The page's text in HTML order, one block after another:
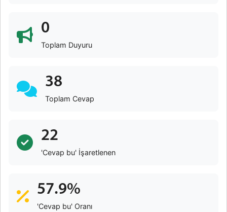
0
Toplam Duyuru
38
Toplam Cevap
22
'Cevap bu' İşaretlenen
57.9%
'Cevap bu' Oranı